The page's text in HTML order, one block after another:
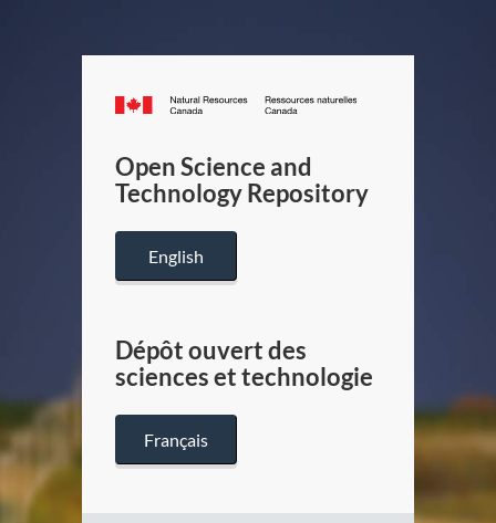
Canada.ca
/
Canada
Open Science and
Technology Repository
English
Dépôt ouvert des
sciences et technologie
Français